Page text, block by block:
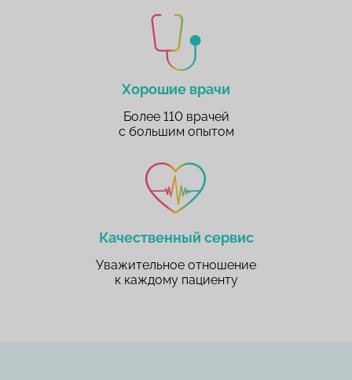
Хорошие врачи
Более 110 врачей
с большим опытом
Качественный сервис
Уважительное отношение
к каждому пациенту